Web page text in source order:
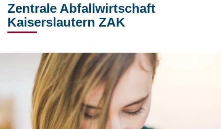
Zentrale Abfallwirtschaft
Kaiserslautern ZAK